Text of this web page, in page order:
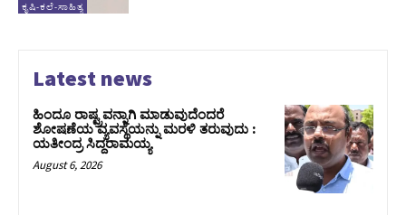
ಕೃಷಿ-ಕಲೆ-ಸಾಹಿತ್ಯ
Latest news
ಹಿಂದೂ ರಾಷ್ಟ್ರವನ್ನಾಗಿ ಮಾಡುವುದೆಂದರೆ
ಶೋಷಣೆಯ ವ್ಯವಸ್ಥೆಯನ್ನು ಮರಳಿ ತರುವುದು :
ಯತೀಂದ್ರ ಸಿದ್ದರಾಮಯ್ಯ
August 6, 2026